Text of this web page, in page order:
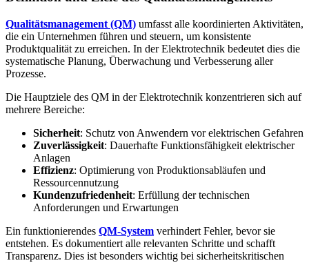
Qualitätsmanagement (QM) umfasst alle koordinierten Aktivitäten,
die ein Unternehmen führen und steuern, um konsistente
Produktqualität zu erreichen. In der Elektrotechnik bedeutet dies die
systematische Planung, Überwachung und Verbesserung aller
Prozesse.
Die Hauptziele des QM in der Elektrotechnik konzentrieren sich auf
mehrere Bereiche:
Sicherheit: Schutz von Anwendern vor elektrischen Gefahren
Zuverlässigkeit: Dauerhafte Funktionsfähigkeit elektrischer
Anlagen
Effizienz: Optimierung von Produktionsabläufen und
Ressourcennutzung
Kundenzufriedenheit: Erfüllung der technischen
Anforderungen und Erwartungen
Ein funktionierendes QM-System verhindert Fehler, bevor sie
entstehen. Es dokumentiert alle relevanten Schritte und schafft
Transparenz. Dies ist besonders wichtig bei sicherheitskritischen